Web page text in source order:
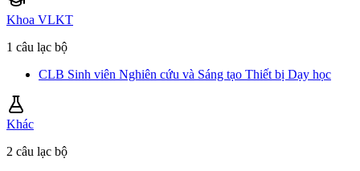
Khoa VLKT
1 câu lạc bộ
CLB Sinh viên Nghiên cứu và Sáng tạo Thiết bị Dạy học
Khác
2 câu lạc bộ